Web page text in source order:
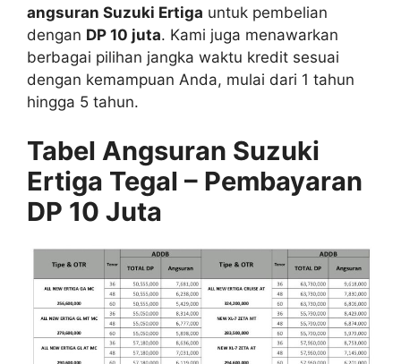
angsuran Suzuki Ertiga untuk pembelian
dengan DP 10 juta. Kami juga menawarkan
berbagai pilihan jangka waktu kredit sesuai
dengan kemampuan Anda, mulai dari 1 tahun
hingga 5 tahun.
Tabel Angsuran Suzuki
Ertiga Tegal – Pembayaran
DP 10 Juta